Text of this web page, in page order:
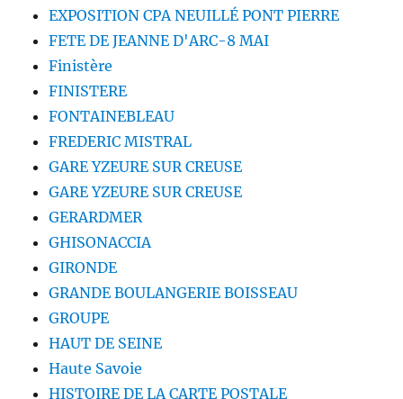
EXPOSITION CPA NEUILLÉ PONT PIERRE
FETE DE JEANNE D'ARC-8 MAI
Finistère
FINISTERE
FONTAINEBLEAU
FREDERIC MISTRAL
GARE YZEURE SUR CREUSE
GARE YZEURE SUR CREUSE
GERARDMER
GHISONACCIA
GIRONDE
GRANDE BOULANGERIE BOISSEAU
GROUPE
HAUT DE SEINE
Haute Savoie
HISTOIRE DE LA CARTE POSTALE